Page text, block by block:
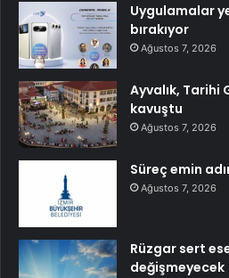
Uygulamalar
bırakıyor
Ağustos 7, 2026
Ayvalık, Tarihi
kavuştu
Ağustos 7, 2026
Süreç emin
Ağustos 7, 2026
Rüzgar sert
değişmeyecek